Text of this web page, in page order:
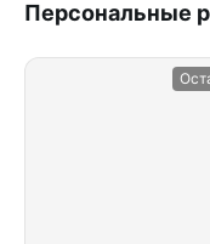
Персональные